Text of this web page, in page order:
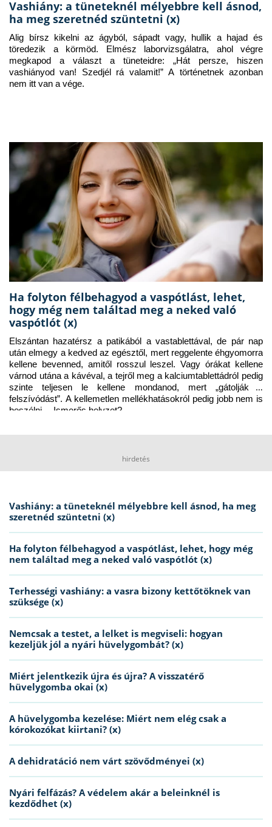
Vashiány: a tüneteknél mélyebbre kell ásnod,
ha meg szeretnéd szüntetni (x)
Alig bírsz kikelni az ágyból, sápadt vagy, hullik a hajad és
töredezik a körmöd. Elmész laborvizsgálatra, ahol végre
megkapod a választ a tüneteidre: „Hát persze, hiszen
vashiányod van! Szedjél rá valamit!” A történetnek azonban
nem itt van a vége.
Ha folyton félbehagyod a vaspótlást, lehet,
hogy még nem találtad meg a neked való
vaspótlót (x)
Elszántan hazatérsz a patikából a vastablettával, de pár nap
után elmegy a kedved az egésztől, mert reggelente éhgyomorra
kellene bevenned, amitől rosszul leszel. Vagy órákat kellene
várnod utána a kávéval, a tejről meg a kalciumtablettádról pedig
szinte teljesen le kellene mondanod, mert „gátolják a
felszívódást”. A kellemetlen mellékhatásokról pedig jobb nem is
beszélni… Ismerős helyzet?
hirdetés
Vashiány: a tüneteknél mélyebbre kell ásnod, ha meg
szeretnéd szüntetni (x)
Ha folyton félbehagyod a vaspótlást, lehet, hogy még
nem találtad meg a neked való vaspótlót (x)
Terhességi vashiány: a vasra bizony kettőtöknek van
szüksége (x)
Nemcsak a testet, a lelket is megviseli: hogyan
kezeljük jól a nyári hüvelygombát? (x)
Miért jelentkezik újra és újra? A visszatérő
hüvelygomba okai (x)
A hüvelygomba kezelése: Miért nem elég csak a
kórokozókat kiirtani? (x)
A dehidratáció nem várt szövődményei (x)
Nyári felfázás? A védelem akár a beleinknél is
kezdődhet (x)